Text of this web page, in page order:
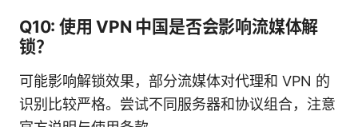
Q10: 使用 VPN 中国是否会影响流媒体解
锁？
可能影响解锁效果，部分流媒体对代理和 VPN 的
识别比较严格。尝试不同服务器和协议组合，注意